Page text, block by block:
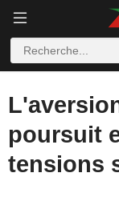
poursuit
tensions